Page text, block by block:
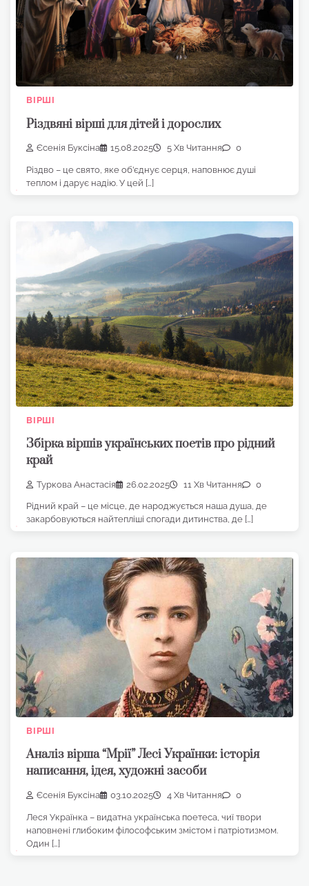
ВІРШІ
Різдвяні вірші для дітей і дорослих
Єсенія Буксіна 15.08.2025 5 Хв Читання 0
Різдво – це свято, яке об’єднує серця, наповнює душі
теплом і дарує надію. У цей […]
ВІРШІ
Збірка віршів українських поетів про рідний
край
Туркова Анастасія 26.02.2025 11 Хв Читання 0
Рідний край – це місце, де народжується наша душа, де
закарбовуються найтепліші спогади дитинства, де […]
ВІРШІ
Аналіз вірша “Мрії” Лесі Українки: історія
написання, ідея, художні засоби
Єсенія Буксіна 03.10.2025 4 Хв Читання 0
Леся Українка – видатна українська поетеса, чиї твори
наповнені глибоким філософським змістом і патріотизмом.
Один […]